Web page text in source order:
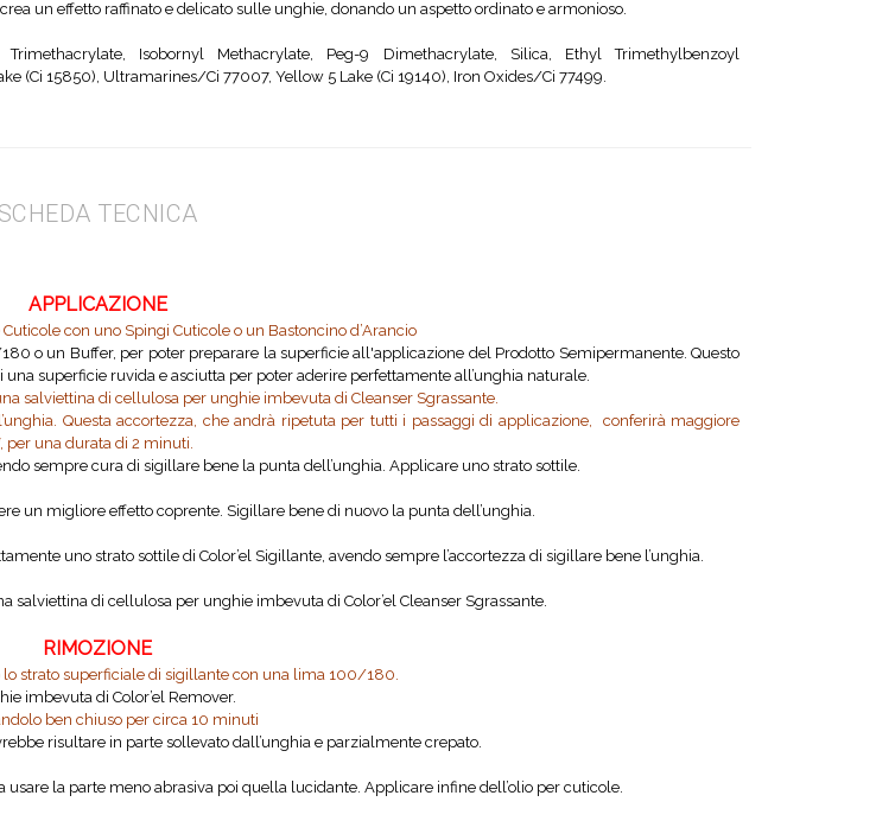
un effetto raffinato e delicato sulle unghie, donando un aspetto ordinato e armonioso.
Isobornyl Methacrylate, Peg-9 Dimethacrylate, Silica, Ethyl Trimethylbenzoyl
(Ci 15850), Ultramarines/Ci 77007, Yellow 5 Lake (Ci 19140), Iron Oxides/Ci 77499.
SCHEDA TECNICA
APPLICAZIONE
con uno Spingi Cuticole o un Bastoncino d’Arancio
o un Buffer, per poter preparare la superficie all'applicazione del Prodotto Semipermanente. Questo
superficie ruvida e asciutta per poter aderire perfettamente all’unghia naturale.
salviettina di cellulosa per unghie imbevuta di Cleanser Sgrassante.
Questa accortezza, che andrà ripetuta per tutti i passaggi di applicazione, conferirà maggiore
una durata di 2 minuti.
sempre cura di sigillare bene la punta dell’unghia. Applicare uno strato sottile.
un migliore effetto coprente. Sigillare bene di nuovo la punta dell’unghia.
uno strato sottile di Color’el Sigillante, avendo sempre l’accortezza di sigillare bene l’unghia.
salviettina di cellulosa per unghie imbevuta di Color’el Cleanser Sgrassante.
RIMOZIONE
strato superficiale di sigillante con una lima 100/180.
imbevuta di Color’el Remover.
ben chiuso per circa 10 minuti
risultare in parte sollevato dall’unghia e parzialmente crepato.
la parte meno abrasiva poi quella lucidante. Applicare infine dell’olio per cuticole.